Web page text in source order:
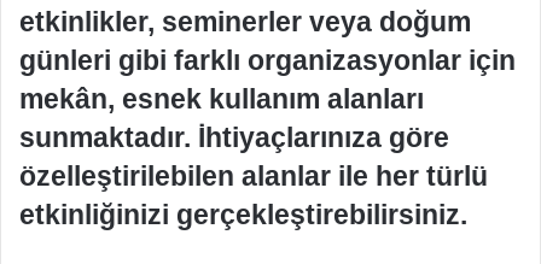
etkinlikler, seminerler veya doğum
günleri gibi farklı organizasyonlar için
mekân, esnek kullanım alanları
sunmaktadır. İhtiyaçlarınıza göre
özelleştirilebilen alanlar ile her türlü
etkinliğinizi gerçekleştirebilirsiniz.